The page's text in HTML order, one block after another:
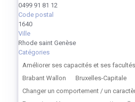
0499 91 81 12
Code postal
1640
Ville
Rhode saint Genèse
Catégories
Améliorer ses capacités et ses facultés
Brabant Wallon
Bruxelles-Capitale
Changer un comportement / un